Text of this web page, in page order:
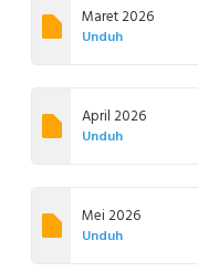
Maret 2026
Unduh
April 2026
Unduh
Mei 2026
Unduh